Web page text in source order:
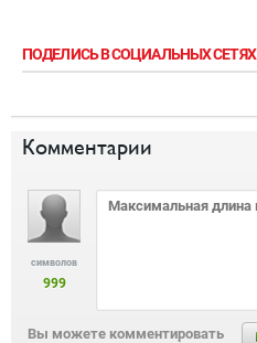
ПОДЕЛИСЬ В СОЦИАЛЬНЫХ СЕТЯХ
Комментарии
символов
999
Вы можете комментировать